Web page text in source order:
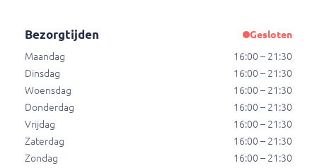
Pizza frutta
Tomaat, kaas en fruit.
€ 12,50
Pizza salami
Tomaat, kaas en salami.
Bezorgtijden
Gesloten
Maandag
16:00 – 21:30
Dinsdag
16:00 – 21:30
Woensdag
16:00 – 21:30
Donderdag
16:00 – 21:30
Vrijdag
16:00 – 21:30
Zaterdag
16:00 – 21:30
Zondag
16:00 – 21:30